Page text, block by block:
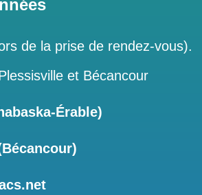
de la prise de rendez-vous).
et Bécancour
Érable)